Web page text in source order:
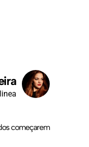
começarem